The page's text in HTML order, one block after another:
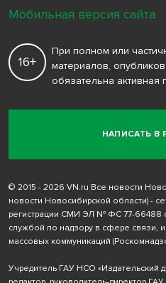
НАПИСАТЬ В
16+
При полном или
материалов,
обязательна активная
© 2015 - 2026 VN.ru Все новости
новости Новосибирской области) -
регистрации СМИ ЭЛ № ФС 77-66488
службой по надзору в сфере связи,
массовых коммуникаций
Учредитель ГАУ НСО «Издательский
Мобильная версия сайта